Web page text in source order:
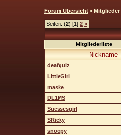
Forum Übersicht » Mitglieder
Seiten: (2) [1] 2 »
Mitgliederliste
Nickname
deafquiz
LittleGirl
maske
DL1MS
Suessesgirl
SRicky
snoopy